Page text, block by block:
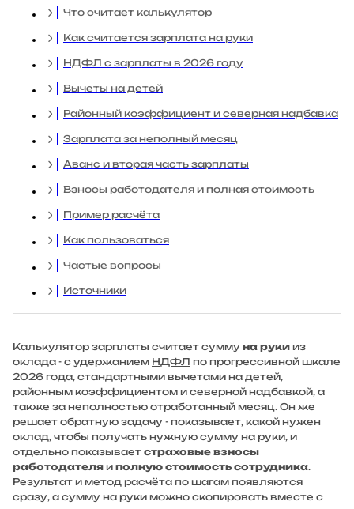
Что считает калькулятор
Как считается зарплата на руки
НДФЛ с зарплаты в 2026 году
Вычеты на детей
Районный коэффициент и северная надбавка
Зарплата за неполный месяц
Аванс и вторая часть зарплаты
Взносы работодателя и полная стоимость
Пример расчёта
Как пользоваться
Частые вопросы
Источники
Калькулятор зарплаты считает сумму на руки из
оклада - с удержанием НДФЛ по прогрессивной шкале
2026 года, стандартными вычетами на детей,
районным коэффициентом и северной надбавкой, а
также за неполностью отработанный месяц. Он же
решает обратную задачу - показывает, какой нужен
оклад, чтобы получать нужную сумму на руки, и
отдельно показывает страховые взносы
работодателя и полную стоимость сотрудника.
Результат и метод расчёта по шагам появляются
сразу, а сумму на руки можно скопировать вместе с